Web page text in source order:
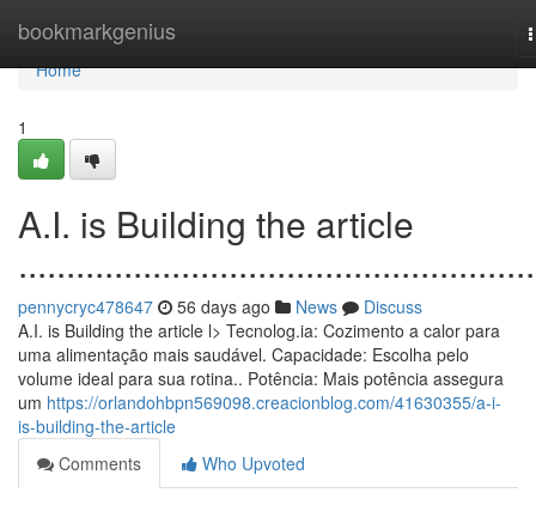
bookmarkgenius
Home
Home
1
A.I. is Building the article
pennycryc478647 56 days ago News
Discuss
A.I. is Building the article l> Tecnolog.ia: Cozimento a calor para
uma alimentação mais saudável. Capacidade: Escolha pelo
volume ideal para sua rotina.. Potência: Mais potência assegura
um https://orlandohbpn569098.creacionblog.com/41630355/a-i-
is-building-the-article
Comments
Who Upvoted